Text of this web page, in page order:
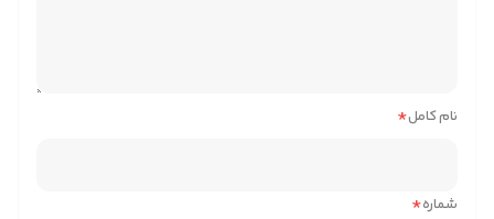
نام کامل*
شماره*